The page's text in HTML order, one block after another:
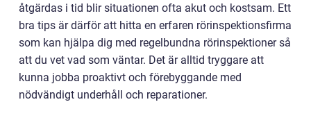
åtgärdas i tid blir situationen ofta akut och kostsam. Ett
bra tips är därför att hitta en erfaren rörinspektionsfirma
som kan hjälpa dig med regelbundna rörinspektioner så
att du vet vad som väntar. Det är alltid tryggare att
kunna jobba proaktivt och förebyggande med
nödvändigt underhåll och reparationer.